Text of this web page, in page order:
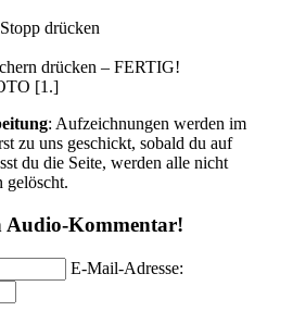
drücken
drücken – FERTIG!
[1.]
: Aufzeichnungen werden im
zu uns geschickt, sobald du auf
du die Seite, werden alle nicht
gelöscht.
Audio-Kommentar!
E-Mail-Adresse: